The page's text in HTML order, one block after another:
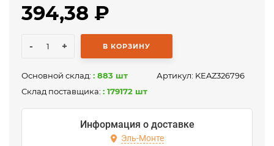
394,38 ₽
- + В КОРЗИНУ
Основной склад: : 883 шт
Склад поставщика: : 179172 шт
Артикул: KEAZ326796
Информация о доставке
Эль-Монте